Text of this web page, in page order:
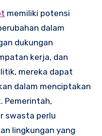
memiliki potensi
dalam
dukungan
kerja, dan
mereka dapat
dalam menciptakan
Pemerintah,
swasta perlu
lingkungan yang